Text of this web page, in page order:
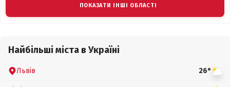
ПОКАЗАТИ ІНШІ ОБЛАСТІ
Найбільші міста в Україні
Львів 26°